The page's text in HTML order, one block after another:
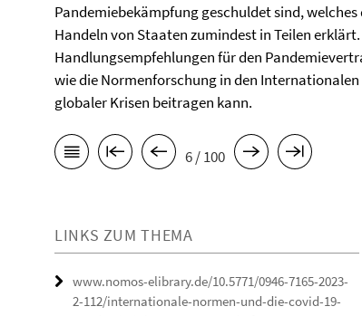
Pandemiebekämpfung geschuldet sind,
Handeln von Staaten zumindest in Teilen
Handlungsempfehlungen für den
wie die Normenforschung in den
globaler Krisen beitragen kann.
6 / 100
LINKS ZUM THEMA
www.nomos-elibrary.de/10.5771/0946-7165-2023-
2-112/internationale-normen-und-die-covid-19-